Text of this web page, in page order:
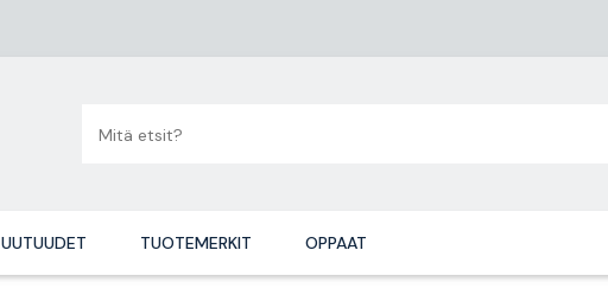
UUTUUDET TUOTEMERKIT OPPAAT